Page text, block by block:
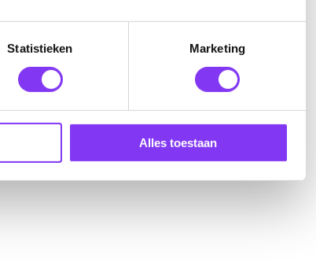
Statistieken Marketing
Alles toestaan